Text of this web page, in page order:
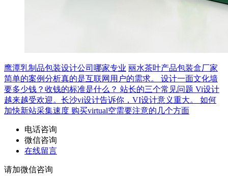
鹰潭乳制品包装设计公司哪家专业 丽水茶叶产品包装盒厂家
简单的案例分析真的是互联网用户的需求。 设计一面文化墙
要多少钱？收钱的标准是什么？ 站长的三个常见问题 Vi设计
越来越受欢迎。长沙vi设计告诉你，VI设计意义重大。 如何
加快新站采集速度 购买virtual空需要注意的几个方面
电话咨询
微信咨询
在线留言
请加微信咨询